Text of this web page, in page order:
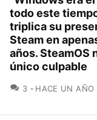
todo este
triplica su
Steam en
años. SteamOS
único culpable
3 COMENTARIOS
HACE UN AÑO